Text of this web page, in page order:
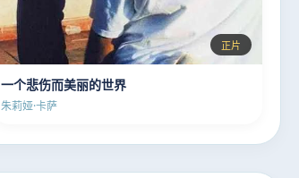
正片
一个悲伤而美丽的世界
朱莉娅·卡萨